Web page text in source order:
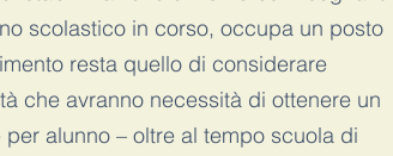
scolastico in corso, occupa un posto
resta quello di considerare
che avranno necessità di ottenere un
alunno – oltre al tempo scuola di